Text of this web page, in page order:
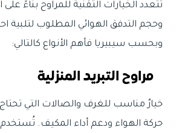
تتعدد الخيارات التقنية للمراوح بناءً على
وحجم التدفق الهوائي المطلوب لتلبية
وبحسب سيبيريا فأهم الأنواع كالتالي:
مراوح التبريد المنزلية
خيارٌ مناسب للغرف والصالات التي
حركة الهواء ودعم أداء المكيف.